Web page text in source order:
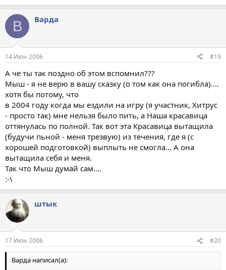
В Варда
14 Июн 2006 #19
А че ты так поздно об этом вспомнил???
Мыш - я не верю в вашу сказку (о том как она погибла)....
хотя бы потому, что
в 2004 году когда мы ездили на игру (я участник, Хитрус
- просто так) мне нельзя было пить, а Наша красавица
оттянулась по полной. Так вот эта Красавица вытащила
(будучи пьной - меня трезвую) из течения, где я (с
хорошей подготовкой) выплыть не смогла... А она
вытащила себя и меня.
Так что Мыш думай сам....
:-\
штык
17 Июн 2006 #20
Варда написал(а):